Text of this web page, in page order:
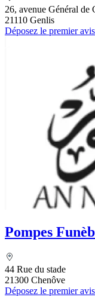
26, avenue Général de
21110 Genlis
Déposez le premier
Pompes
44 Rue du stade
21300 Chenôve
Déposez le premier